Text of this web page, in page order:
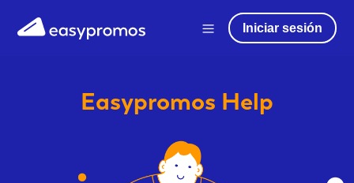
Iniciar sesión
Easypromos Help